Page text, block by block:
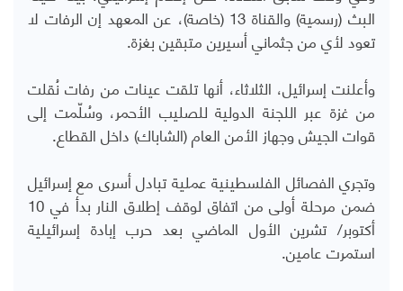
البث (رسمية) والقناة 13 (خاصة)، عن المعهد إن الرفات لا
تعود لأي من جثماني أسيرين متبقين بغزة.
وأعلنت إسرائيل، الثلاثاء، أنها تلقت عينات من رفات نُقلت
من غزة عبر اللجنة الدولية للصليب الأحمر، وسُلّمت إلى
قوات الجيش وجهاز الأمن العام (الشاباك) داخل القطاع.
وتجري الفصائل الفلسطينية عملية تبادل أسرى مع إسرائيل
ضمن مرحلة أولى من اتفاق لوقف إطلاق النار بدأ في 10
أكتوبر/ تشرين الأول الماضي بعد حرب إبادة إسرائيلية
استمرت عامين.